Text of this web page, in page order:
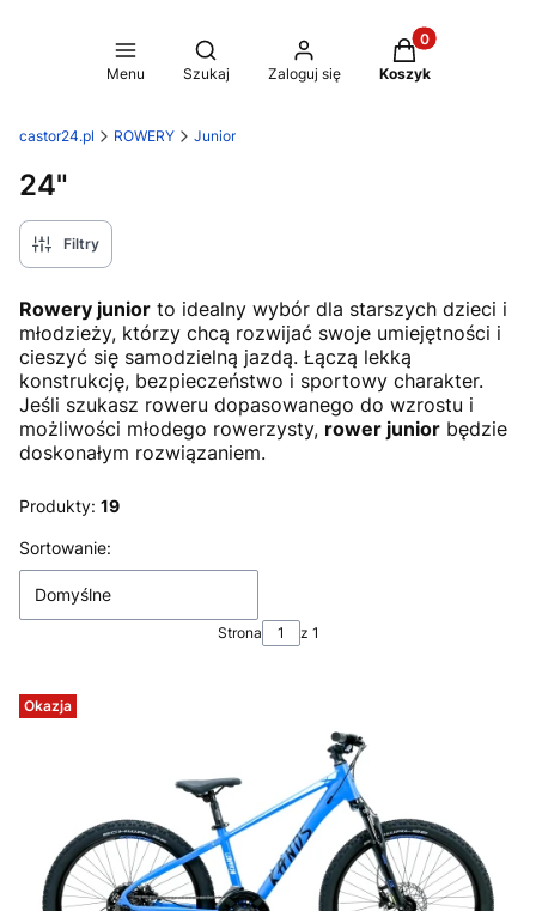
Menu
Otwórz wyszukiwarkę
Szukaj Zaloguj się
Produkty w
Koszyk
castor24.pl ROWERY Junior
24"
Filtry
Rowery junior to idealny wybór dla starszych dzieci i
młodzieży, którzy chcą rozwijać swoje umiejętności i
cieszyć się samodzielną jazdą. Łączą lekką
konstrukcję, bezpieczeństwo i sportowy charakter.
Jeśli szukasz roweru dopasowanego do wzrostu i
możliwości młodego rowerzysty, rower junior będzie
doskonałym rozwiązaniem.
Produkty: 19
Lista produktów
Sortowanie:
Domyślne
Strona z 1
Okazja